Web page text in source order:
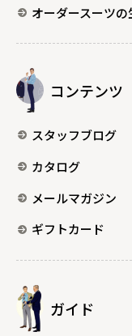
オーダースーツの
コンテンツ
スタッフブログ
カタログ
メールマガジン
ギフトカード
ガイド